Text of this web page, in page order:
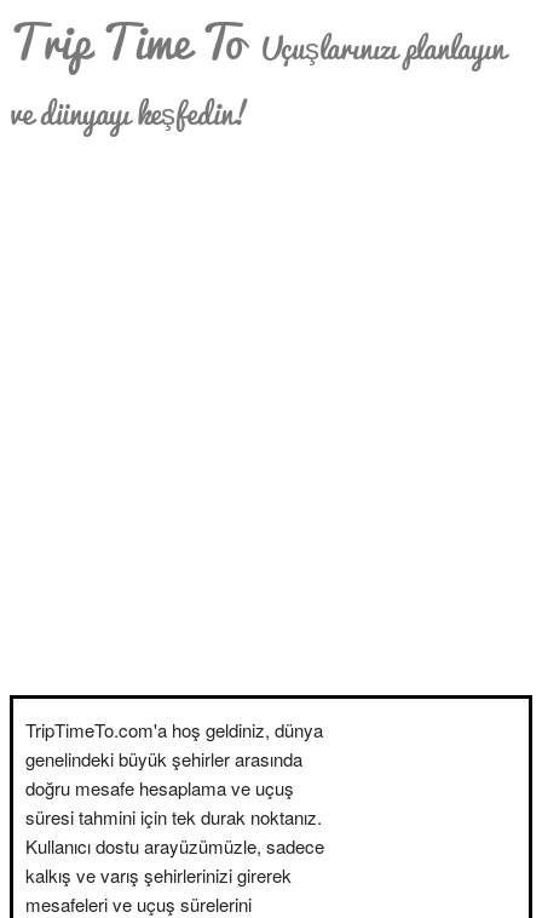
Trip Time To Uçuşlarınızı planlayın
ve dünyayı keşfedin!
TripTimeTo.com'a hoş geldiniz, dünya
genelindeki büyük şehirler arasında
doğru mesafe hesaplama ve uçuş
süresi tahmini için tek durak noktanız.
Kullanıcı dostu arayüzümüzle, sadece
kalkış ve varış şehirlerinizi girerek
mesafeleri ve uçuş sürelerini